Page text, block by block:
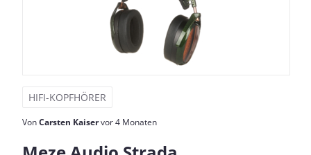
HIFI-KOPFHÖRER
VonCarsten Kaiservor 4 Monaten